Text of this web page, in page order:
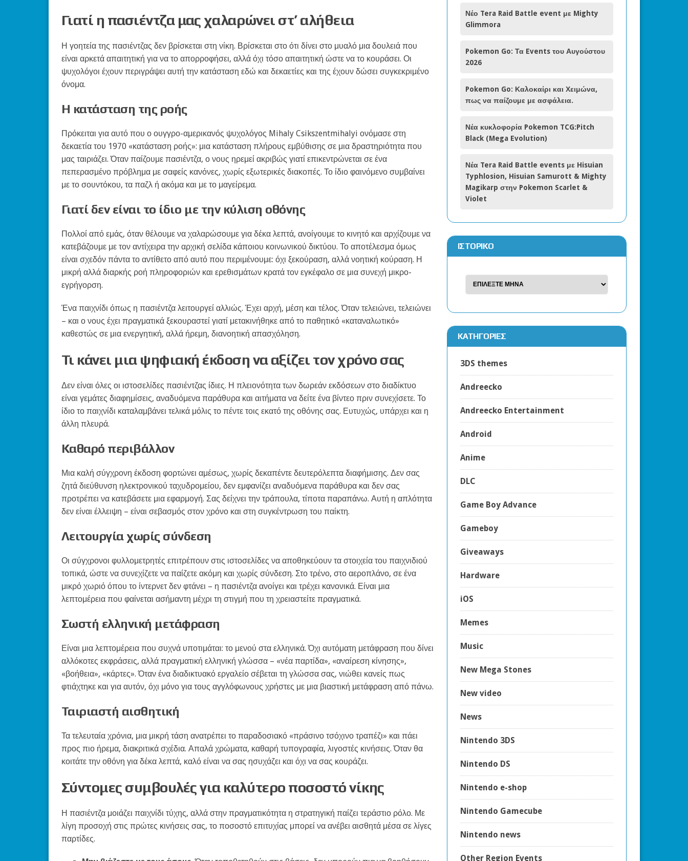
Γιατί η πασιέντζα μας χαλαρώνει στ’ αλήθεια
Η γοητεία της πασιέντζας δεν βρίσκεται στη νίκη. Βρίσκεται στο ότι δίνει στο μυαλό μια δουλειά που
είναι αρκετά απαιτητική για να το απορροφήσει, αλλά όχι τόσο απαιτητική ώστε να το κουράσει. Οι
ψυχολόγοι έχουν περιγράψει αυτή την κατάσταση εδώ και δεκαετίες και της έχουν δώσει συγκεκριμένο
όνομα.
Η κατάσταση της ροής
Πρόκειται για αυτό που ο ουγγρο-αμερικανός ψυχολόγος Mihaly Csikszentmihalyi ονόμασε στη
δεκαετία του 1970 «κατάσταση ροής»: μια κατάσταση πλήρους εμβύθισης σε μια δραστηριότητα που
μας ταιριάζει. Όταν παίζουμε πασιέντζα, ο νους ηρεμεί ακριβώς γιατί επικεντρώνεται σε ένα
πεπερασμένο πρόβλημα με σαφείς κανόνες, χωρίς εξωτερικές διακοπές. Το ίδιο φαινόμενο συμβαίνει
με το σουντόκου, τα παζλ ή ακόμα και με το μαγείρεμα.
Γιατί δεν είναι το ίδιο με την κύλιση οθόνης
Πολλοί από εμάς, όταν θέλουμε να χαλαρώσουμε για δέκα λεπτά, ανοίγουμε το κινητό και αρχίζουμε να
κατεβάζουμε με τον αντίχειρα την αρχική σελίδα κάποιου κοινωνικού δικτύου. Το αποτέλεσμα όμως
είναι σχεδόν πάντα το αντίθετο από αυτό που περιμένουμε: όχι ξεκούραση, αλλά νοητική κούραση. Η
μικρή αλλά διαρκής ροή πληροφοριών και ερεθισμάτων κρατά τον εγκέφαλο σε μια συνεχή μικρο-
εγρήγορση.
Ένα παιχνίδι όπως η πασιέντζα λειτουργεί αλλιώς. Έχει αρχή, μέση και τέλος. Όταν τελειώνει, τελειώνει
– και ο νους έχει πραγματικά ξεκουραστεί γιατί μετακινήθηκε από το παθητικό «καταναλωτικό»
καθεστώς σε μια ενεργητική, αλλά ήρεμη, διανοητική απασχόληση.
Τι κάνει μια ψηφιακή έκδοση να αξίζει τον χρόνο σας
Δεν είναι όλες οι ιστοσελίδες πασιέντζας ίδιες. Η πλειονότητα των δωρεάν εκδόσεων στο διαδίκτυο
είναι γεμάτες διαφημίσεις, αναδυόμενα παράθυρα και αιτήματα να δείτε ένα βίντεο πριν συνεχίσετε. Το
ίδιο το παιχνίδι καταλαμβάνει τελικά μόλις το πέντε τοις εκατό της οθόνης σας. Ευτυχώς, υπάρχει και η
άλλη πλευρά.
Καθαρό περιβάλλον
Μια καλή σύγχρονη έκδοση φορτώνει αμέσως, χωρίς δεκαπέντε δευτερόλεπτα διαφήμισης. Δεν σας
ζητά διεύθυνση ηλεκτρονικού ταχυδρομείου, δεν εμφανίζει αναδυόμενα παράθυρα και δεν σας
προτρέπει να κατεβάσετε μια εφαρμογή. Σας δείχνει την τράπουλα, τίποτα παραπάνω. Αυτή η απλότητα
δεν είναι έλλειψη – είναι σεβασμός στον χρόνο και στη συγκέντρωση του παίκτη.
Λειτουργία χωρίς σύνδεση
Οι σύγχρονοι φυλλομετρητές επιτρέπουν στις ιστοσελίδες να αποθηκεύουν τα στοιχεία του παιχνιδιού
τοπικά, ώστε να συνεχίζετε να παίζετε ακόμη και χωρίς σύνδεση. Στο τρένο, στο αεροπλάνο, σε ένα
μικρό χωριό όπου το ίντερνετ δεν φτάνει – η πασιέντζα ανοίγει και τρέχει κανονικά. Είναι μια
λεπτομέρεια που φαίνεται ασήμαντη μέχρι τη στιγμή που τη χρειαστείτε πραγματικά.
Σωστή ελληνική μετάφραση
Είναι μια λεπτομέρεια που συχνά υποτιμάται: το μενού στα ελληνικά. Όχι αυτόματη μετάφραση που δίνει
αλλόκοτες εκφράσεις, αλλά πραγματική ελληνική γλώσσα – «νέα παρτίδα», «αναίρεση κίνησης»,
«βοήθεια», «κάρτες». Όταν ένα διαδικτυακό εργαλείο σέβεται τη γλώσσα σας, νιώθει κανείς πως
φτιάχτηκε και για αυτόν, όχι μόνο για τους αγγλόφωνους χρήστες με μια βιαστική μετάφραση από πάνω.
Ταιριαστή αισθητική
Τα τελευταία χρόνια, μια μικρή τάση ανατρέπει το παραδοσιακό «πράσινο τσόχινο τραπέζι» και πάει
προς πιο ήρεμα, διακριτικά σχέδια. Απαλά χρώματα, καθαρή τυπογραφία, λιγοστές κινήσεις. Όταν θα
κοιτάτε την οθόνη για δέκα λεπτά, καλό είναι να σας ησυχάζει και όχι να σας κουράζει.
Σύντομες συμβουλές για καλύτερο ποσοστό νίκης
Η πασιέντζα μοιάζει παιχνίδι τύχης, αλλά στην πραγματικότητα η στρατηγική παίζει τεράστιο ρόλο. Με
λίγη προσοχή στις πρώτες κινήσεις σας, το ποσοστό επιτυχίας μπορεί να ανέβει αισθητά μέσα σε λίγες
παρτίδες.
Νέο Tera Raid Battle event με Mighty
Glimmora
Pokemon Go: Τα Events του Αυγούστου
2026
Pokemon Go: Καλοκαίρι και Χειμώνα,
πως να παίζουμε με ασφάλεια.
Νέα κυκλοφορία Pokemon TCG:Pitch
Black (Mega Evolution)
Νέα Tera Raid Battle events με Hisuian
Typhlosion, Hisuian Samurott & Mighty
Magikarp στην Pokemon Scarlet &
Violet
ΙΣΤΟΡΙΚΌ
KΑΤΗΓΟΡΊΕΣ
3DS themes
Andreecko
Andreecko Entertainment
Android
Anime
DLC
Game Boy Advance
Gameboy
Giveaways
Hardware
iOS
Memes
Music
New Mega Stones
New video
News
Nintendo 3DS
Nintendo DS
Nintendo e-shop
Nintendo Gamecube
Nintendo news
Other Region Events